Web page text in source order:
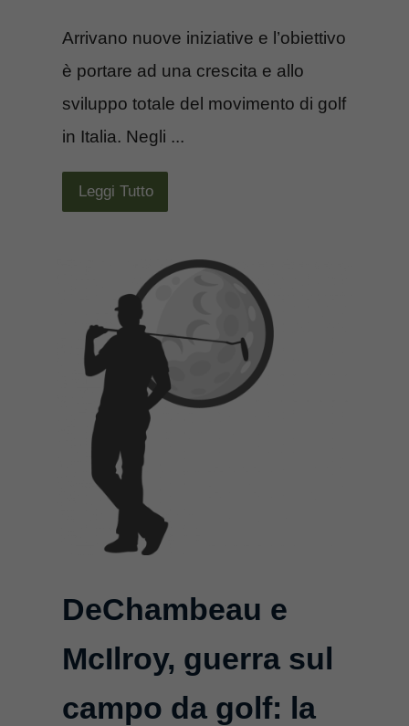
Arrivano nuove iniziative e l’obiettivo
è portare ad una crescita e allo
sviluppo totale del movimento di golf
in Italia. Negli ...
Leggi Tutto
DeChambeau e
McIlroy, guerra sul
campo da golf: la